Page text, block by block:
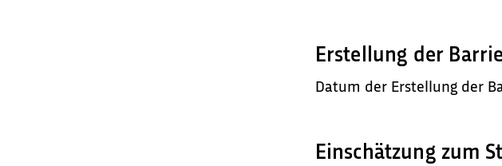
Erstellung der
Datum der Erstellung der
Einschätzung zum